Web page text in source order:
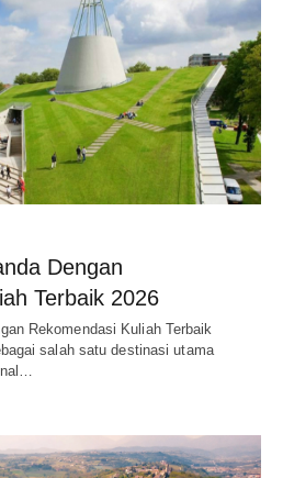
Dengan
Terbaik 2026
Rekomendasi Kuliah Terbaik
salah satu destinasi utama